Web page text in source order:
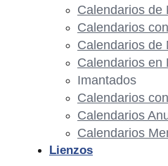
Calendarios de
Calendarios
Calendarios de
Calendarios en
Imantados
Calendarios
Calendarios
Calendarios
Lienzos